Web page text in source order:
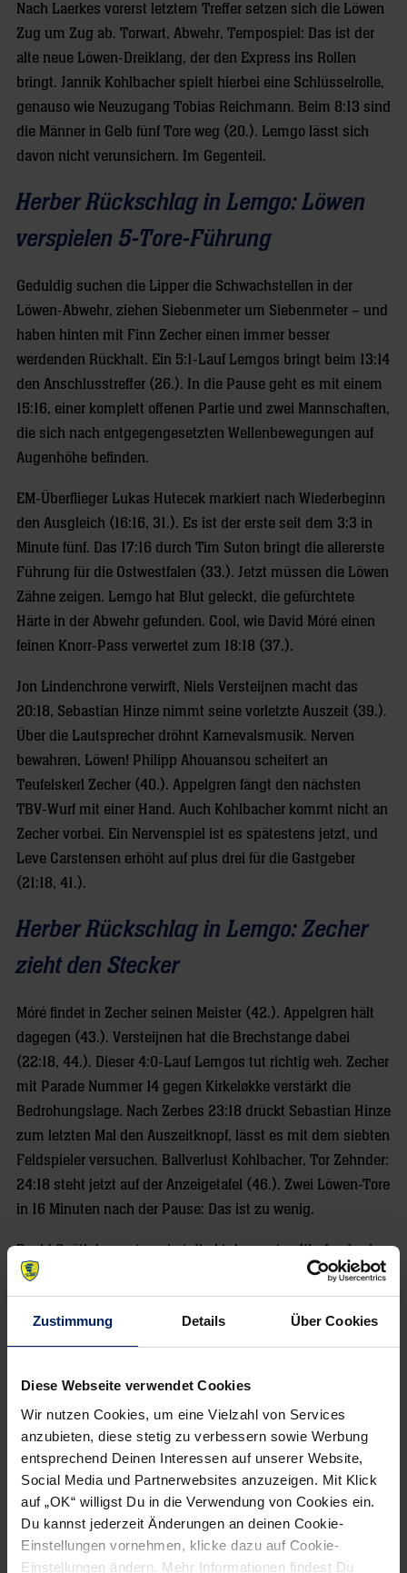
Zustimmung Details Über Cookies
Diese Webseite verwendet Cookies
Wir nutzen Cookies, um eine Vielzahl von Services
anzubieten, diese stetig zu verbessern sowie Werbung
entsprechend Deinen Interessen auf unserer Website,
Social Media und Partnerwebsites anzuzeigen. Mit Klick
auf „OK“ willigst Du in die Verwendung von Cookies ein.
Du kannst jederzeit Änderungen an deinen Cookie-
Einstellungen vornehmen, klicke dazu auf Cookie-
Einstellungen ändern. Mehr Informationen findest Du
Nach Laerkes vorerst letztem Treffer setzen sich die Löwen
Zug um Zug ab. Torwart, Abwehr, Tempospiel: Das ist der
alte neue Löwen-Dreiklang, der den Express ins Rollen
bringt. Jannik Kohlbacher spielt hierbei eine Schlüsselrolle,
genauso wie Neuzugang Tobias Reichmann. Beim 8:13 sind
die Männer in Gelb fünf Tore weg (20.). Lemgo lässt sich
davon nicht verunsichern. Im Gegenteil.
Herber Rückschlag in Lemgo: Löwen
verspielen 5-Tore-Führung
Geduldig suchen die Lipper die Schwachstellen in der
Löwen-Abwehr, ziehen Siebenmeter um Siebenmeter – und
haben hinten mit Finn Zecher einen immer besser
werdenden Rückhalt. Ein 5:1-Lauf Lemgos bringt beim 13:14
den Anschlusstreffer (26.). In die Pause geht es mit einem
15:16, einer komplett offenen Partie und zwei Mannschaften,
die sich nach entgegengesetzten Wellenbewegungen auf
Augenhöhe befinden.
EM-Überflieger Lukas Hutecek markiert nach Wiederbeginn
den Ausgleich (16:16, 31.). Es ist der erste seit dem 3:3 in
Minute fünf. Das 17:16 durch Tim Suton bringt die allererste
Führung für die Ostwestfalen (33.). Jetzt müssen die Löwen
Zähne zeigen. Lemgo hat Blut geleckt, die gefürchtete
Härte in der Abwehr gefunden. Cool, wie David Móré einen
feinen Knorr-Pass verwertet zum 18:18 (37.).
Jon Lindenchrone verwirft, Niels Versteijnen macht das
20:18, Sebastian Hinze nimmt seine vorletzte Auszeit (39.).
Über die Lautsprecher dröhnt Karnevalsmusik. Nerven
bewahren, Löwen! Philipp Ahouansou scheitert an
Teufelskerl Zecher (40.). Appelgren fängt den nächsten
TBV-Wurf mit einer Hand. Auch Kohlbacher kommt nicht an
Zecher vorbei. Ein Nervenspiel ist es spätestens jetzt, und
Leve Carstensen erhöht auf plus drei für die Gastgeber
(21:18, 41.).
Herber Rückschlag in Lemgo: Zecher
zieht den Stecker
Móré findet in Zecher seinen Meister (42.). Appelgren hält
dagegen (43.). Versteijnen hat die Brechstange dabei
(22:18, 44.). Dieser 4:0-Lauf Lemgos tut richtig weh. Zecher
mit Parade Nummer 14 gegen Kirkeløkke verstärkt die
Bedrohungslage. Nach Zerbes 23:18 drückt Sebastian Hinze
zum letzten Mal den Auszeitknopf, lässt es mit dem siebten
Feldspieler versuchen. Ballverlust Kohlbacher, Tor Zehnder:
24:18 steht jetzt auf der Anzeigetafel (46.). Zwei Löwen-Tore
in 16 Minuten nach der Pause: Das ist zu wenig.
David Späth kommt, pariert direkt den ersten Wurf auf seine
Kiste. Immerhin ein bisschen Hoffnung. Zecher nimmt sie
wieder mit seiner 16. Glanztat, nähert sich damit der 50-
Prozent-Marke. Andreas Holst hat Pech, trifft Holz (24:18,
48.). Nach dem nächsten Ballverlust trifft Zerbe ins leere
Löwen in den nächsten Wochen an sich zu arbeiten haben.
Es ist ein großer Berg, den diese Mannschaft besteigen
muss.
TBV Lemgo Lippe – Rhein-Neckar Löwen 33:25 (15:16)
Lemgo: Zecher (16 Paraden), Kastelic – Hutecek (4),